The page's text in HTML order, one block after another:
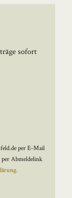
sofort
per E-Mail
Abmeldelink